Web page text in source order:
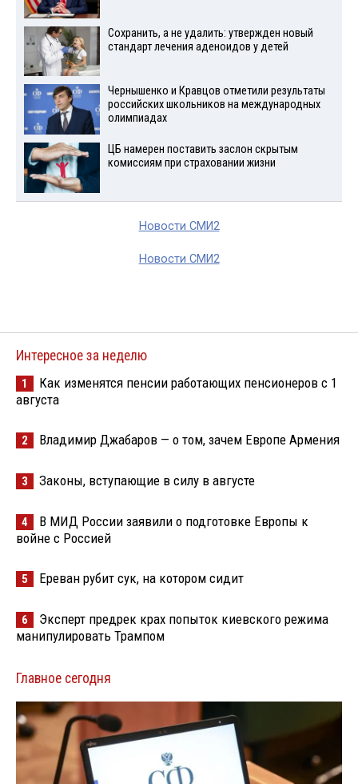
Сохранить, а не удалить: утвержден новый
стандарт лечения аденоидов у детей
Чернышенко и Кравцов отметили результаты
российских школьников на международных
олимпиадах
ЦБ намерен поставить заслон скрытым
комиссиям при страховании жизни
Новости СМИ2
Новости СМИ2
Интересное за неделю
1
Как изменятся пенсии работающих пенсионеров с 1
августа
2 Владимир Джабаров — о том, зачем Европе Армения
3 Законы, вступающие в силу в августе
4
В МИД России заявили о подготовке Европы к
войне с Россией
5 Ереван рубит сук, на котором сидит
6
Эксперт предрек крах попыток киевского режима
манипулировать Трампом
Главное сегодня